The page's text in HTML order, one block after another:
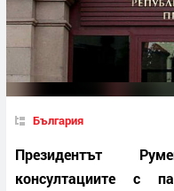
България
Президентът
консултациите с